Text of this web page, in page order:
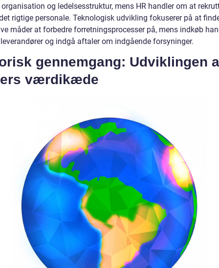
og ledelsesstruktur, mens HR handler om at
rigtige personale. Teknologisk udvikling fokuserer på at
måder at forbedre forretningsprocesser på, mens indkøb
og indgå aftaler om indgående forsyninger.
gennemgang: Udviklingen
værdikæde